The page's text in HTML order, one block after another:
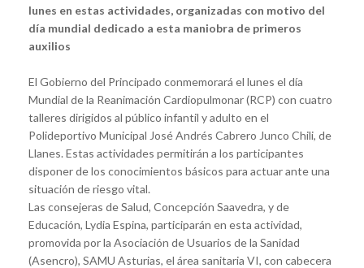
lunes en estas actividades, organizadas con motivo del
día mundial dedicado a esta maniobra de primeros
auxilios
El Gobierno del Principado conmemorará el lunes el día
Mundial de la Reanimación Cardiopulmonar (RCP) con cuatro
talleres dirigidos al público infantil y adulto en el
Polideportivo Municipal José Andrés Cabrero Junco Chili, de
Llanes. Estas actividades permitirán a los participantes
disponer de los conocimientos básicos para actuar ante una
situación de riesgo vital.
Las consejeras de Salud, Concepción Saavedra, y de
Educación, Lydia Espina, participarán en esta actividad,
promovida por la Asociación de Usuarios de la Sanidad
(Asencro), SAMU Asturias, el área sanitaria VI, con cabecera